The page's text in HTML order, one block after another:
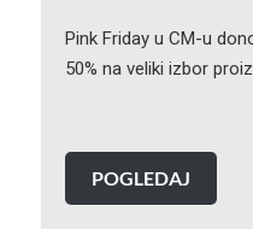
Pink Friday u CM-u
50% na veliki izbor
POGLEDAJ